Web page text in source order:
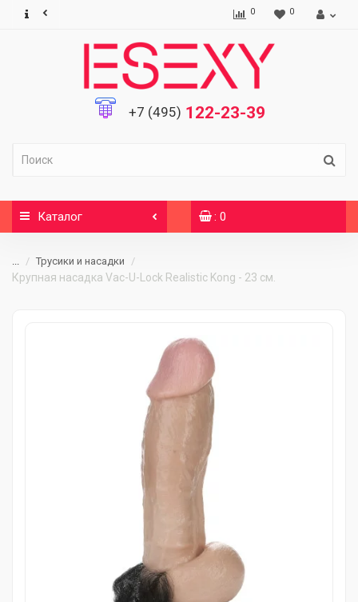
0 0
+7 (495) 122-23-39
Каталог : 0
... Трусики и насадки
Крупная насадка Vac-U-Lock Realistic Kong - 23 см.